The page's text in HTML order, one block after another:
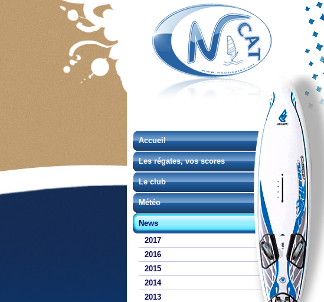
Accueil
Les régates, vos scores
Le club
Météo
News
2017
2016
2015
2014
2013